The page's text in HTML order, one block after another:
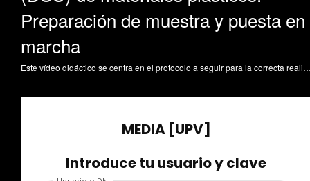
Preparación de muestra y puesta en
marcha
Este vídeo didáctico se centra en el protocolo a seguir para la correcta realización de un ensayo de caracterización de material plástico mediante calorimetría diferencial de barrido (DSC). El vídeo se centra en aspectos ligados a la preparación de muestra, colocación en el horno, puesta a punto del programa o ciclo térmico y finalización-comprobación